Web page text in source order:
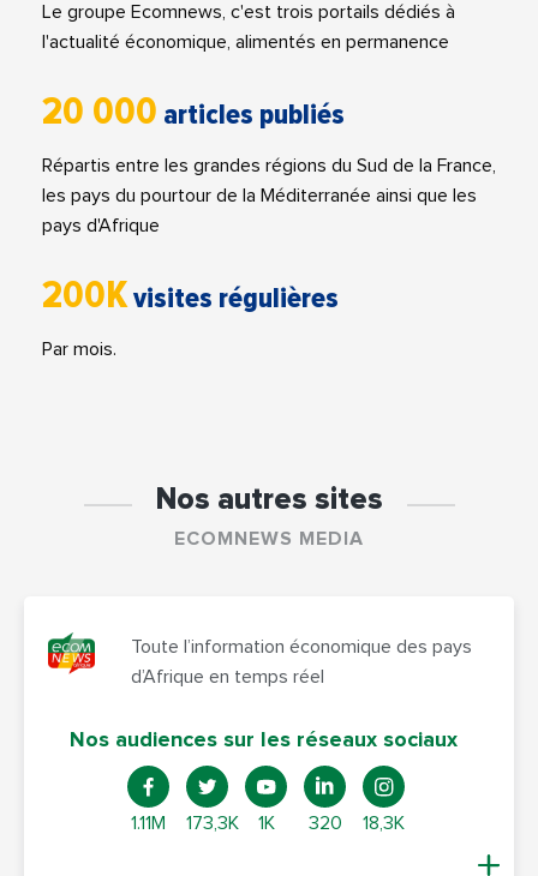
Le groupe Ecomnews, c'est trois portails dédiés à
l'actualité économique, alimentés en permanence
20 000 articles publiés
Répartis entre les grandes régions du Sud de la France,
les pays du pourtour de la Méditerranée ainsi que les
pays d'Afrique
200Kvisites régulières
Par mois.
Nos autres sites
ECOMNEWS MEDIA
Toute l’information économique des pays
d’Afrique en temps réel
Nos audiences sur les réseaux sociaux
1.11M 173,3K 1K 320 18,3K